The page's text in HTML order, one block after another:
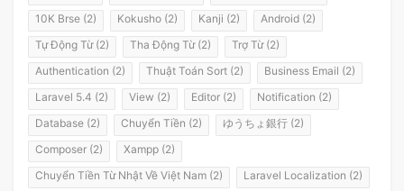
10K Brse (2)
Kokusho (2) Kanji (2)
Android (2)
Tự Động Từ (2)
Tha Động Từ (2)
Trợ Từ (2)
Authentication (2)
Thuật Toán Sort (2)
Business Email (2)
Laravel 5.4 (2)
View (2) Editor (2)
Notification (2)
Database (2)
Chuyển Tiền (2)
ゆうちょ銀行 (2)
Composer (2)
Xampp (2)
Chuyển Tiền Từ Nhật Về Việt Nam (2)
Laravel Localization (2)